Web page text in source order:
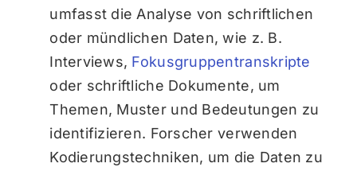
umfasst die Analyse von schriftlichen
oder mündlichen Daten, wie z. B.
Interviews, Fokusgruppentranskripte
oder schriftliche Dokumente, um
Themen, Muster und Bedeutungen zu
identifizieren. Forscher verwenden
Kodierungstechniken, um die Daten zu